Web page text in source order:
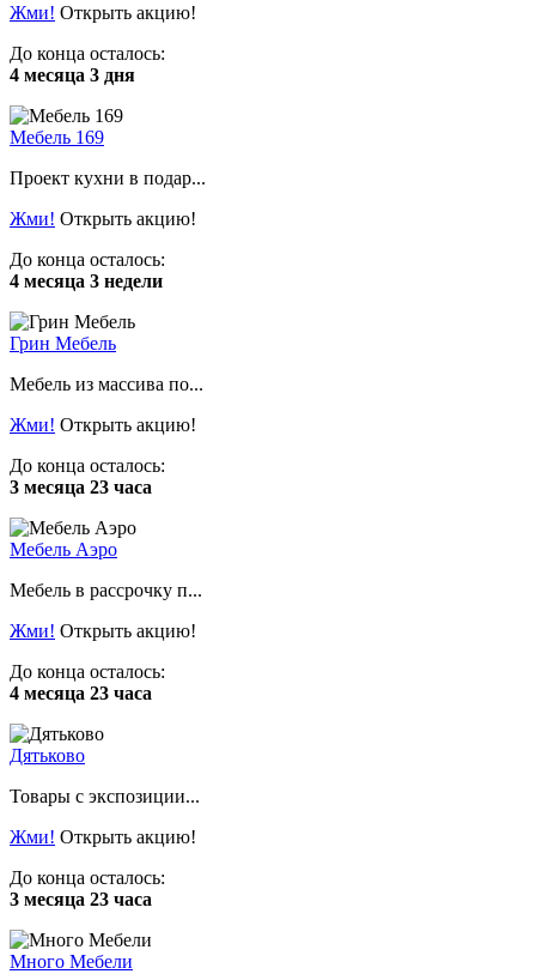
Жми! Открыть акцию!
До конца осталось:
4 месяца 3 дня
Мебель 169
Проект кухни в подар...
Жми! Открыть акцию!
До конца осталось:
4 месяца 3 недели
Грин Мебель
Мебель из массива по...
Жми! Открыть акцию!
До конца осталось:
3 месяца 23 часа
Мебель Аэро
Мебель в рассрочку п...
Жми! Открыть акцию!
До конца осталось:
4 месяца 23 часа
Дятьково
Товары с экспозиции...
Жми! Открыть акцию!
До конца осталось:
3 месяца 23 часа
Много Мебели